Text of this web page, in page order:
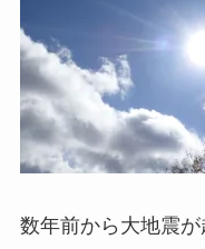
数年前から大地震が